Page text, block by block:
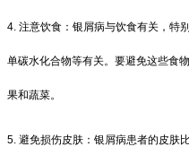
4. 注意饮食：银屑病与饮食有关，特
单碳水化合物等有关。要避免这些食
果和蔬菜。
5. 避免损伤皮肤：银屑病患者的皮肤